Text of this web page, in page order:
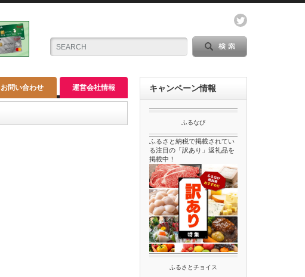
お問い合わせ 運営会社情報 キャンペーン情報
ふるなび
ふるさと納税で掲載されてい
る注目の「訳あり」返礼品を
掲載中！
ふるさとチョイス